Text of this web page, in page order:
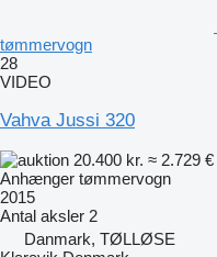
tømmervogn
28
VIDEO
Vahva Jussi 320
20.400 kr. ≈ 2.729 €
Anhænger tømmervogn
2015
Antal aksler 2
Danmark, TØLLØSE